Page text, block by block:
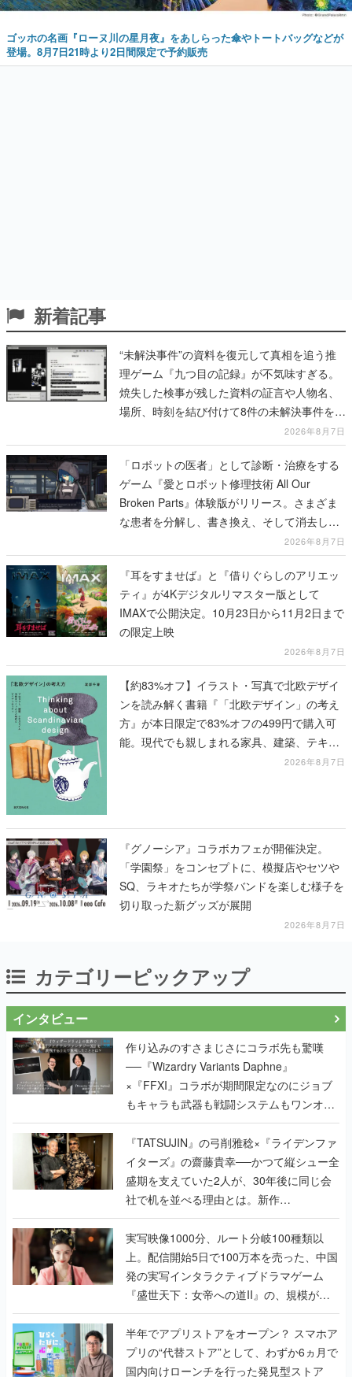
ゴッホの名画『ローヌ川の星月夜』をあしらった傘やトートバッグなどが
登場。8月7日21時より2日間限定で予約販売
新着記事
“未解決事件”の資料を復元して真相を追う推
理ゲーム『九つ目の記録』が不気味すぎる。
焼失した検事が残した資料の証言や人物名、
場所、時刻を結び付けて8件の未解決事件を再
2026年8月7日
「ロボットの医者」として診断・治療をする
ゲーム『愛とロボット修理技術 All Our
Broken Parts』体験版がリリース。さまざま
な患者を分解し、書き換え、そして消去して
2026年8月7日
『耳をすませば』と『借りぐらしのアリエッ
ティ』が4Kデジタルリマスター版として
IMAXで公開決定。10月23日から11月2日まで
の限定上映
2026年8月7日
【約83%オフ】イラスト・写真で北欧デザイ
ンを読み解く書籍『「北欧デザイン」の考え
方』が本日限定で83%オフの499円で購入可
能。現代でも親しまれる家具、建築、テキス
2026年8月7日
『グノーシア』コラボカフェが開催決定。
「学園祭」をコンセプトに、模擬店やセツや
SQ、ラキオたちが学祭バンドを楽しむ様子を
切り取った新グッズが展開
2026年8月7日
カテゴリーピックアップ
インタビュー
作り込みのすさまじさにコラボ先も驚嘆
──『Wizardry Variants Daphne』
×『FFXI』コラボが期間限定なのにジョブ
もキャラも武器も戦闘システムもワンオフ
で作り込まれた理由を両ディレクターに聞
く
『TATSUJIN』の弓削雅稔×『ライデンファ
イターズ』の齋藤貴幸──かつて縦シュー全
盛期を支えていた2人が、30年後に同じ会
社で机を並べる理由とは。新作
『TATSUJIN EXTREME』で初タッグを組
んだレジェンド2人に訊く開発秘話
実写映像1000分、ルート分岐100種類以
上。配信開始5日で100万本を売った、中国
発の実写インタラクティブドラマゲーム
『盛世天下：女帝への道II』の、規模が違
うこだわりをプロデューサーに聞いた
半年でアプリストアをオープン？ スマホア
プリの“代替ストア”として、わずか6ヵ月で
国内向けローンチを行った発見型ストア